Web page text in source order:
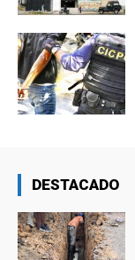
DESTACADO